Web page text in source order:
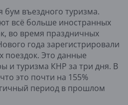
бум въездного туризма.
всё больше иностранных
во время праздничных
года зарегистрировали
поездок. Это данные
и туризма КНР за три дня. В
это почти на 155%
период в прошлом